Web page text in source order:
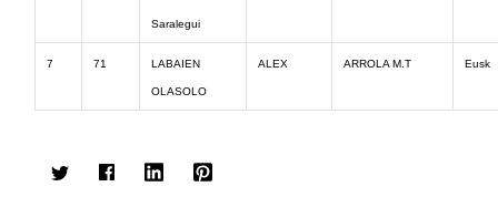
Saralegui
7 71 LABAIEN
OLASOLO
ALEX ARROLA M.T Eusk